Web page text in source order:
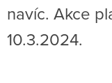
navíc. Akce
10.3.2024.